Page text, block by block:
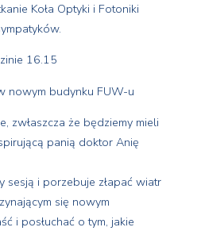
Koła Optyki i Fotoniki
16.15
nowym budynku FUW-u
zwłaszcza że będziemy mieli
panią doktor Anię
sesją i porzebuje złapać wiatr
się nowym
i posłuchać o tym, jakie